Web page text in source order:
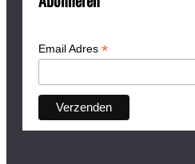
Email Adres *